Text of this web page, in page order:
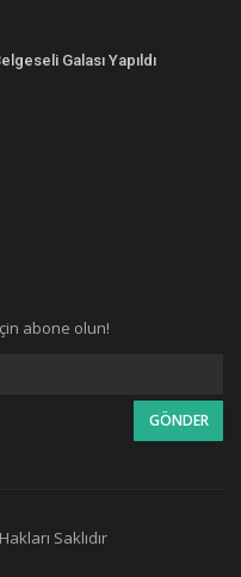
Galası Yapıldı
abone olun!
Saklıdır